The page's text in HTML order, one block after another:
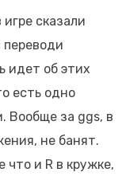
сказали
переводи
идет об этих
есть одно
Вообще за ggs, в
не банят.
что и R в кружке,